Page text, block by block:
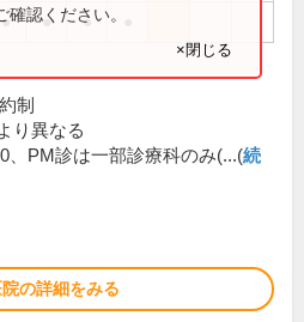
● ● ●
認ください。
×閉じる
制
り異なる
、PM診は一部診療科のみ(...(続
の詳細をみる